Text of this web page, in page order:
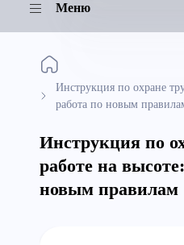
Меню
Инструкция по охране
работа по новым
Инструкция по
работе на
новым правилам